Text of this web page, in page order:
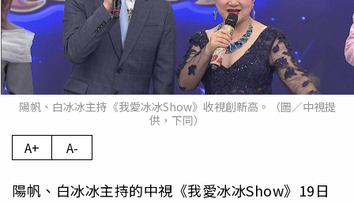
陽帆、白冰冰主持《我愛冰冰Show》收視創新高。（圖／中視提
供，下同）
A+ A-
陽帆、白冰冰主持的中視《我愛冰冰Show》19日